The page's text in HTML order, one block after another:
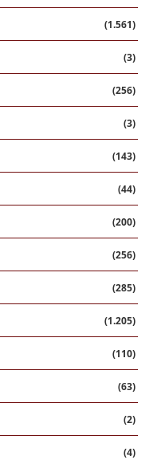
(1.561)
(3)
(256)
(3)
(143)
(44)
(200)
(256)
(285)
(1.205)
(110)
(63)
(2)
(4)